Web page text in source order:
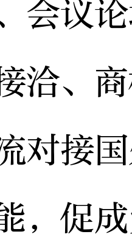
会议
洽、
对接
，促